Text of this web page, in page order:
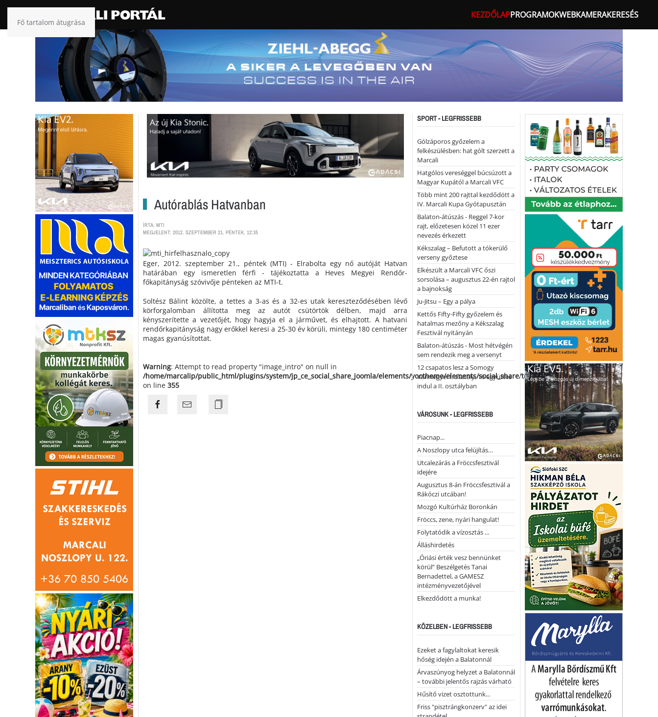
Fő tartalom átugrása
KEZDŐLAPPROGRAMOKWEBKAMERAKERESÉS
Autórablás Hatvanban
ÍRTA: MTI
MEGJELENT: 2012. SZEPTEMBER 21. PÉNTEK, 12:35
Eger, 2012. szeptember 21., péntek (MTI) - Elrabolta egy nő autóját Hatvan
határában egy ismeretlen férfi - tájékoztatta a Heves Megyei Rendőr-
főkapitányság szóvivője pénteken az MTI-t.
Soltész Bálint közölte, a tettes a 3-as és a 32-es utak kereszteződésében lévő
körforgalomban állította meg az autót csütörtök délben, majd arra
kényszerítette a vezetőjét, hogy hagyja el a járművet, és elhajtott. A hatvani
rendőrkapitányság nagy erőkkel keresi a 25-30 év körüli, mintegy 180 centiméter
magas gyanúsítottat.
Warning: Attempt to read property "image_intro" on null in
/home/marcalip/public_html/plugins/system/jp_ce_social_share_joomla/elements/yootheme/elements/social_share/templates/template.php
on line 355
SPORT - LEGFRISSEBB
Gólzáporos győzelem a
felkészülésben: hat gólt szerzett a
Marcali
Hatgólos vereséggel búcsúzott a
Magyar Kupától a Marcali VFC
Több mint 200 rajttal kezdődött a
IV. Marcali Kupa Gyótapusztán
Balaton-átúszás - Reggel 7-kor
rajt, előzetesen közel 11 ezer
nevezés érkezett
Kékszalag – Befutott a tókerülő
verseny győztese
Elkészült a Marcali VFC őszi
sorsolása – augusztus 22-én rajtol
a bajnokság
Ju-Jitsu – Egy a pálya
Kettős Fifty-Fifty győzelem és
hatalmas mezőny a Kékszalag
Fesztivál nyitányán
Balaton-átúszás - Most hétvégén
sem rendezik meg a versenyt
12 csapatos lesz a Somogy
Vármegyei I. osztály, 16 együttes
indul a II. osztályban
VÁROSUNK - LEGFRISSEBB
Piacnap...
A Noszlopy utca felújítás…
Utcalezárás a Fröccsfesztivál
idejére
Augusztus 8-án Fröccsfesztivál a
Rákóczi utcában!
Mozgó Kultúrház Boronkán
Fröccs, zene, nyári hangulat!
Folytatódik a vízosztás ...
Álláshirdetés
„Óriási érték vesz bennünket
körül” Beszélgetés Tanai
Bernadettel, a GAMESZ
intézményvezetőjével
Elkezdődött a munka!
KÖZELBEN - LEGFRISSEBB
Ezeket a fagylaltokat keresik
hőség idején a Balatonnál
Árvaszúnyog helyzet a Balatonnál
– további jelentős rajzás várható
Hűsítő vizet osztottunk...
Friss "pisztrángkonzerv" az idei